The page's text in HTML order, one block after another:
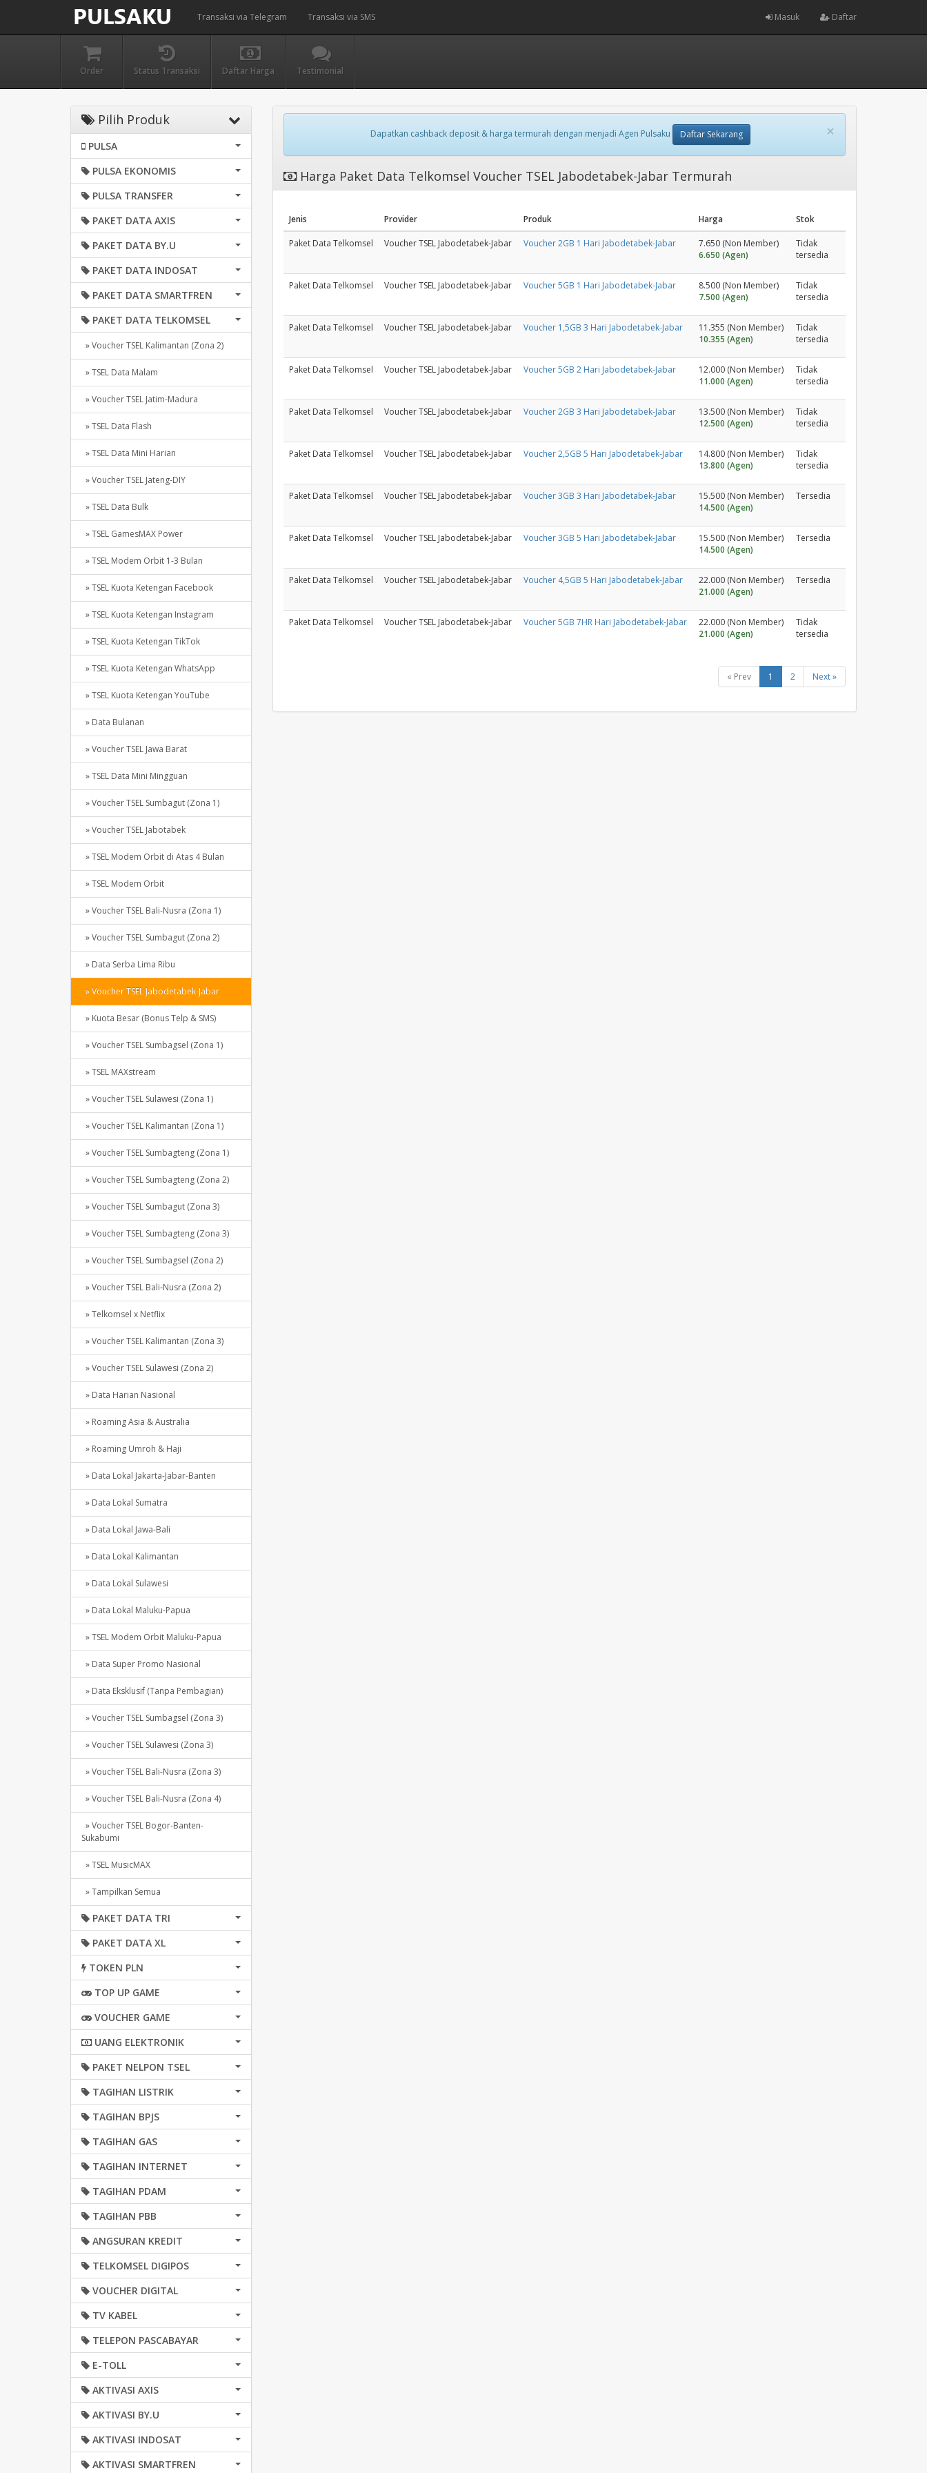
Transaksi via Telegram Transaksi via SMS Masuk Daftar
Order Status Transaksi Daftar Harga Testimonial
Pilih Produk
PULSA
PULSA EKONOMIS
PULSA TRANSFER
PAKET DATA AXIS
PAKET DATA BY.U
PAKET DATA INDOSAT
PAKET DATA SMARTFREN
PAKET DATA TELKOMSEL
» Voucher TSEL Kalimantan (Zona 2)
» TSEL Data Malam
» Voucher TSEL Jatim-Madura
» TSEL Data Flash
» TSEL Data Mini Harian
» Voucher TSEL Jateng-DIY
» TSEL Data Bulk
» TSEL GamesMAX Power
» TSEL Modem Orbit 1-3 Bulan
» TSEL Kuota Ketengan Facebook
» TSEL Kuota Ketengan Instagram
» TSEL Kuota Ketengan TikTok
» TSEL Kuota Ketengan WhatsApp
» TSEL Kuota Ketengan YouTube
» Data Bulanan
» Voucher TSEL Jawa Barat
» TSEL Data Mini Mingguan
» Voucher TSEL Sumbagut (Zona 1)
» Voucher TSEL Jabotabek
» TSEL Modem Orbit di Atas 4 Bulan
» TSEL Modem Orbit
» Voucher TSEL Bali-Nusra (Zona 1)
» Voucher TSEL Sumbagut (Zona 2)
» Data Serba Lima Ribu
» Voucher TSEL Jabodetabek-Jabar
» Kuota Besar (Bonus Telp & SMS)
» Voucher TSEL Sumbagsel (Zona 1)
» TSEL MAXstream
» Voucher TSEL Sulawesi (Zona 1)
» Voucher TSEL Kalimantan (Zona 1)
» Voucher TSEL Sumbagteng (Zona 1)
» Voucher TSEL Sumbagteng (Zona 2)
» Voucher TSEL Sumbagut (Zona 3)
» Voucher TSEL Sumbagteng (Zona 3)
» Voucher TSEL Sumbagsel (Zona 2)
» Voucher TSEL Bali-Nusra (Zona 2)
» Telkomsel x Netflix
» Voucher TSEL Kalimantan (Zona 3)
» Voucher TSEL Sulawesi (Zona 2)
» Data Harian Nasional
» Roaming Asia & Australia
» Roaming Umroh & Haji
» Data Lokal Jakarta-Jabar-Banten
» Data Lokal Sumatra
» Data Lokal Jawa-Bali
» Data Lokal Kalimantan
» Data Lokal Sulawesi
» Data Lokal Maluku-Papua
» TSEL Modem Orbit Maluku-Papua
» Data Super Promo Nasional
» Data Eksklusif (Tanpa Pembagian)
» Voucher TSEL Sumbagsel (Zona 3)
» Voucher TSEL Sulawesi (Zona 3)
» Voucher TSEL Bali-Nusra (Zona 3)
» Voucher TSEL Bali-Nusra (Zona 4)
» Voucher TSEL Bogor-Banten-
Sukabumi
» TSEL MusicMAX
» Tampilkan Semua
PAKET DATA TRI
PAKET DATA XL
TOKEN PLN
TOP UP GAME
VOUCHER GAME
UANG ELEKTRONIK
PAKET NELPON TSEL
TAGIHAN LISTRIK
TAGIHAN BPJS
TAGIHAN GAS
TAGIHAN INTERNET
TAGIHAN PDAM
TAGIHAN PBB
ANGSURAN KREDIT
TELKOMSEL DIGIPOS
VOUCHER DIGITAL
TV KABEL
TELEPON PASCABAYAR
E-TOLL
AKTIVASI AXIS
AKTIVASI BY.U
AKTIVASI INDOSAT
AKTIVASI SMARTFREN
×
Dapatkan cashback deposit & harga termurah dengan menjadi Agen Pulsaku Daftar Sekarang
Harga Paket Data Telkomsel Voucher TSEL Jabodetabek-Jabar Termurah
Jenis Provider Produk Harga Stok
Paket Data Telkomsel Voucher TSEL Jabodetabek-Jabar Voucher 2GB 1 Hari Jabodetabek-Jabar
7.650 (Non Member)
6.650 (Agen)
Tidak
tersedia
Paket Data Telkomsel Voucher TSEL Jabodetabek-Jabar Voucher 5GB 1 Hari Jabodetabek-Jabar
8.500 (Non Member)
7.500 (Agen)
Tidak
tersedia
Paket Data Telkomsel Voucher TSEL Jabodetabek-Jabar Voucher 1,5GB 3 Hari Jabodetabek-Jabar
11.355 (Non Member)
10.355 (Agen)
Tidak
tersedia
Paket Data Telkomsel Voucher TSEL Jabodetabek-Jabar Voucher 5GB 2 Hari Jabodetabek-Jabar
12.000 (Non Member)
11.000 (Agen)
Tidak
tersedia
Paket Data Telkomsel Voucher TSEL Jabodetabek-Jabar Voucher 2GB 3 Hari Jabodetabek-Jabar
13.500 (Non Member)
12.500 (Agen)
Tidak
tersedia
Paket Data Telkomsel Voucher TSEL Jabodetabek-Jabar Voucher 2,5GB 5 Hari Jabodetabek-Jabar
14.800 (Non Member)
13.800 (Agen)
Tidak
tersedia
Paket Data Telkomsel Voucher TSEL Jabodetabek-Jabar Voucher 3GB 3 Hari Jabodetabek-Jabar
15.500 (Non Member)
14.500 (Agen)
Tersedia
Paket Data Telkomsel Voucher TSEL Jabodetabek-Jabar Voucher 3GB 5 Hari Jabodetabek-Jabar
15.500 (Non Member)
14.500 (Agen)
Tersedia
Paket Data Telkomsel Voucher TSEL Jabodetabek-Jabar Voucher 4,5GB 5 Hari Jabodetabek-Jabar
22.000 (Non Member)
21.000 (Agen)
Tersedia
Paket Data Telkomsel Voucher TSEL Jabodetabek-Jabar Voucher 5GB 7HR Hari Jabodetabek-Jabar
22.000 (Non Member)
21.000 (Agen)
Tidak
tersedia
« Prev 1 2 Next »